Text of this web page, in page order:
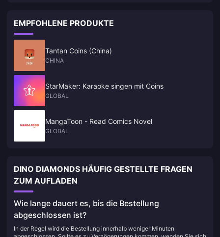
EMPFOHLENE PRODUKTE
Tantan Coins (China)
CHINA
StarMaker: Karaoke singen mit Coins
GLOBAL
MangaToon - Read Comics Novel
GLOBAL
DINO DIAMONDS HÄUFIG GESTELLTE FRAGEN
ZUM AUFLADEN
Wie lange dauert es, bis die Bestellung
abgeschlossen ist?
In der Regel wird die Bestellung innerhalb weniger Minuten